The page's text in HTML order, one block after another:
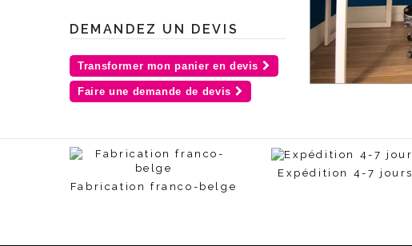
DEMANDEZ UN DEVIS
Transformer mon panier en devis
Faire une demande de devis
Fabrication franco-belge
Expédition 4-7 jours